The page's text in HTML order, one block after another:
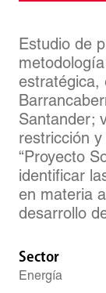
Estudio de
estratégica,
Santander;
restricción
“Proyecto
identificar
en materia
desarrollo
Sector
Energía